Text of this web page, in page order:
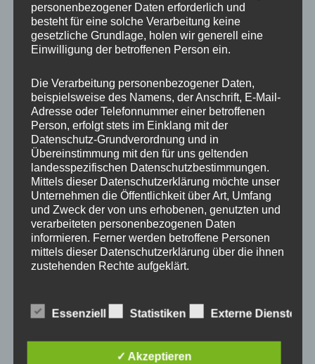
aktuell keine Termine
Neueste Beiträge
Radwegeausbau entlang der B49 zwischen Koblenz Lay
und Dieblich verläuft im Schneckentempo
Gondorf-Dreckenach unterwegs in Dreckenach
personenbezogener Daten erforderlich und
besteht für eine solche Verarbeitung keine
gesetzliche Grundlage, holen wir generell eine
Einwilligung der betroffenen Person ein.
Die Verarbeitung personenbezogener Daten,
beispielsweise des Namens, der Anschrift, E-Mail-
Adresse oder Telefonnummer einer betroffenen
Person, erfolgt stets im Einklang mit der
Datenschutz-Grundverordnung und in
Übereinstimmung mit den für uns geltenden
landesspezifischen Datenschutzbestimmungen.
Mittels dieser Datenschutzerklärung möchte unser
Unternehmen die Öffentlichkeit über Art, Umfang
und Zweck der von uns erhobenen, genutzten und
verarbeiteten personenbezogenen Daten
informieren. Ferner werden betroffene Personen
mittels dieser Datenschutzerklärung über die ihnen
zustehenden Rechte aufgeklärt.
zahlreiche technische und organisatorische
lückenlosen Schutz der über diese Internetseite
verarbeiteten personenbezogenen Daten
Essenziell Statistiken Externe Dienste
✓ Akzeptieren